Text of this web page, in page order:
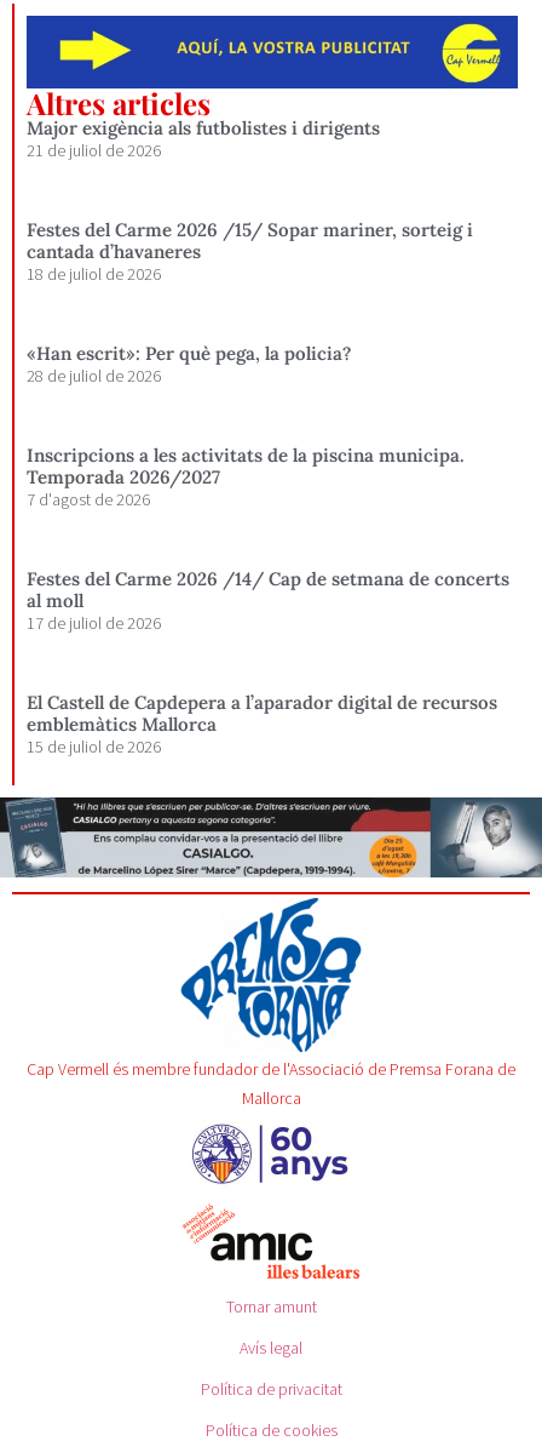
Altres articles
Major exigència als futbolistes i dirigents
21 de juliol de 2026
Festes del Carme 2026 /15/ Sopar mariner, sorteig i
cantada d’havaneres
18 de juliol de 2026
«Han escrit»: Per què pega, la policia?
28 de juliol de 2026
Inscripcions a les activitats de la piscina municipa.
Temporada 2026/2027
7 d'agost de 2026
Festes del Carme 2026 /14/ Cap de setmana de concerts
al moll
17 de juliol de 2026
El Castell de Capdepera a l’aparador digital de recursos
emblemàtics Mallorca
15 de juliol de 2026
Cap Vermell és membre fundador de l'Associació de Premsa Forana de
Mallorca
Tornar amunt
Avís legal
Política de privacitat
Política de cookies